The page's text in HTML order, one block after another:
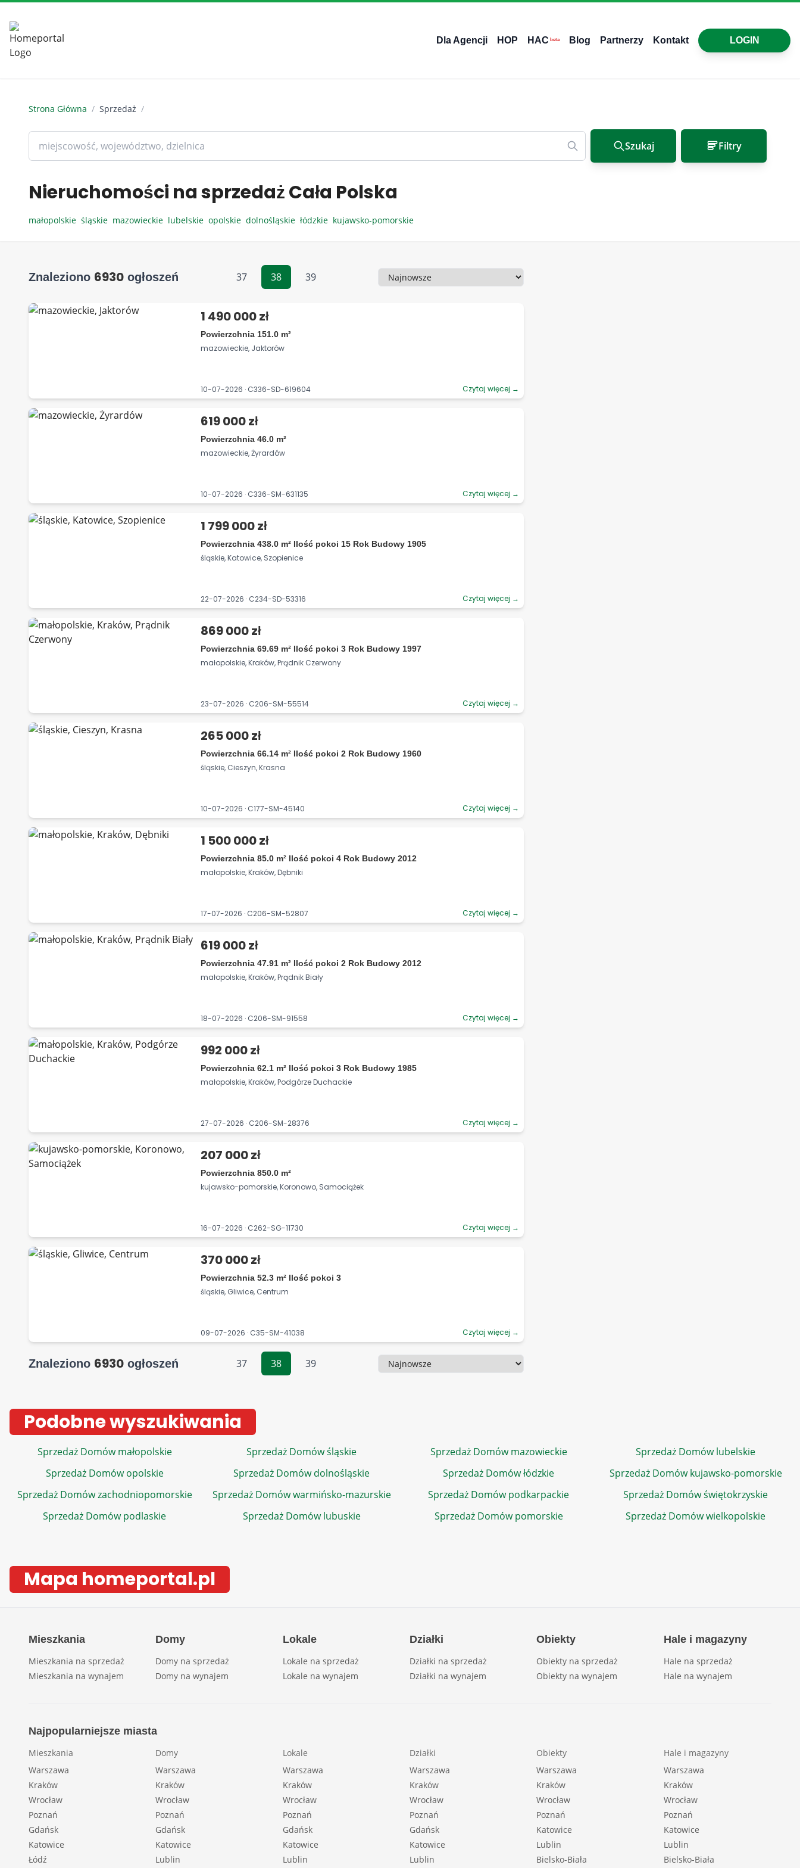
Dla Agencji HOP HAC beta Blog Partnerzy Kontakt LOGIN
Strona Główna / Sprzedaż /
Szukaj Filtry
Nieruchomości na sprzedaż Cała Polska
małopolskie śląskie mazowieckie lubelskie opolskie dolnośląskie łódzkie kujawsko-pomorskie
Znaleziono 6930 ogłoszeń 37 38 39 Sortowanie
1 490 000 zł
Powierzchnia 151.0 m²
mazowieckie, Jaktorów
10-07-2026 · C336-SD-619604 Czytaj więcej →
619 000 zł
Powierzchnia 46.0 m²
mazowieckie, Żyrardów
10-07-2026 · C336-SM-631135 Czytaj więcej →
1 799 000 zł
Powierzchnia 438.0 m² Ilość pokoi 15 Rok Budowy 1905
śląskie, Katowice, Szopienice
22-07-2026 · C234-SD-53316 Czytaj więcej →
869 000 zł
Powierzchnia 69.69 m² Ilość pokoi 3 Rok Budowy 1997
małopolskie, Kraków, Prądnik Czerwony
23-07-2026 · C206-SM-55514 Czytaj więcej →
265 000 zł
Powierzchnia 66.14 m² Ilość pokoi 2 Rok Budowy 1960
śląskie, Cieszyn, Krasna
10-07-2026 · C177-SM-45140 Czytaj więcej →
1 500 000 zł
Powierzchnia 85.0 m² Ilość pokoi 4 Rok Budowy 2012
małopolskie, Kraków, Dębniki
17-07-2026 · C206-SM-52807 Czytaj więcej →
619 000 zł
Powierzchnia 47.91 m² Ilość pokoi 2 Rok Budowy 2012
małopolskie, Kraków, Prądnik Biały
18-07-2026 · C206-SM-91558 Czytaj więcej →
992 000 zł
Powierzchnia 62.1 m² Ilość pokoi 3 Rok Budowy 1985
małopolskie, Kraków, Podgórze Duchackie
27-07-2026 · C206-SM-28376 Czytaj więcej →
207 000 zł
Powierzchnia 850.0 m²
kujawsko-pomorskie, Koronowo, Samociążek
16-07-2026 · C262-SG-11730 Czytaj więcej →
370 000 zł
Powierzchnia 52.3 m² Ilość pokoi 3
śląskie, Gliwice, Centrum
09-07-2026 · C35-SM-41038 Czytaj więcej →
Znaleziono 6930 ogłoszeń 37 38 39 Sortowanie
Podobne wyszukiwania
Sprzedaż Domów małopolskie Sprzedaż Domów śląskie Sprzedaż Domów mazowieckie
Sprzedaż Domów lubelskie
Sprzedaż Domów opolskie
Sprzedaż Domów dolnośląskie Sprzedaż Domów łódzkie
Sprzedaż Domów kujawsko-pomorskie
Sprzedaż Domów zachodniopomorskie
Sprzedaż Domów warmińsko-mazurskie Sprzedaż Domów podkarpackie
Sprzedaż Domów świętokrzyskie
Sprzedaż Domów podlaskie
Sprzedaż Domów lubuskie Sprzedaż Domów pomorskie Sprzedaż Domów wielkopolskie
Mapa homeportal.pl
Mieszkania
Mieszkania na sprzedaż
Mieszkania na wynajem
Domy
Domy na sprzedaż
Domy na wynajem
Lokale
Lokale na sprzedaż
Lokale na wynajem
Działki
Działki na sprzedaż
Działki na wynajem
Obiekty
Obiekty na sprzedaż
Obiekty na wynajem
Hale i magazyny
Hale na sprzedaż
Hale na wynajem
Najpopularniejsze miasta
Mieszkania
Warszawa
Kraków
Wrocław
Poznań
Gdańsk
Katowice
Łódź
Domy
Warszawa
Kraków
Wrocław
Poznań
Gdańsk
Katowice
Lublin
Lokale
Warszawa
Kraków
Wrocław
Poznań
Gdańsk
Katowice
Lublin
Działki
Warszawa
Kraków
Wrocław
Poznań
Gdańsk
Katowice
Lublin
Obiekty
Warszawa
Kraków
Wrocław
Poznań
Katowice
Lublin
Bielsko-Biała
Hale i magazyny
Warszawa
Kraków
Wrocław
Poznań
Katowice
Lublin
Bielsko-Biała